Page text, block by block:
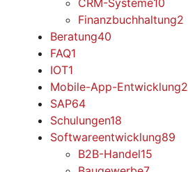
Finanzbuchhaltung2
Beratung40
FAQ1
IOT1
Mobile-App-Entwicklung2
SAP64
Schulungen18
Softwareentwicklung89
B2B-Handel15